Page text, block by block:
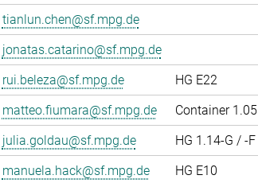
tianlun.chen@sf.mpg.de
jonatas.catarino@sf.mpg.de
rui.beleza@sf.mpg.de
HG E22
matteo.fiumara@sf.mpg.de
Container 1.05
julia.goldau@sf.mpg.de
HG 1.14-G / -F
manuela.hack@sf.mpg.de
HG E10